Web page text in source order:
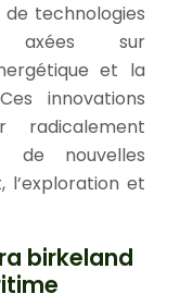
de technologies
axées sur
et la
innovations
radicalement
de nouvelles
et
birkeland